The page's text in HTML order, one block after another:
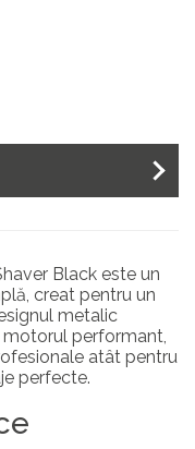
Black este un
creat pentru un
metalic
motorul performant,
atât pentru
perfecte.